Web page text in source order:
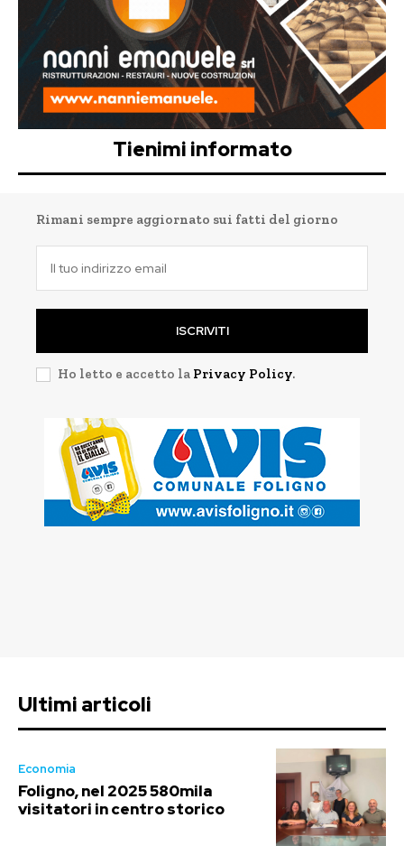
Tienimi informato
Rimani sempre aggiornato sui fatti del giorno
ISCRIVITI
Ho letto e accetto la Privacy Policy.
Ultimi articoli
Economia
Foligno, nel 2025 580mila
visitatori in centro storico